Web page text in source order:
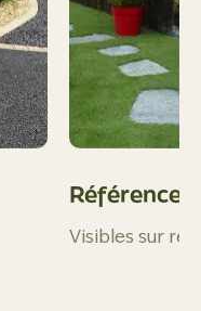
Visibles sur